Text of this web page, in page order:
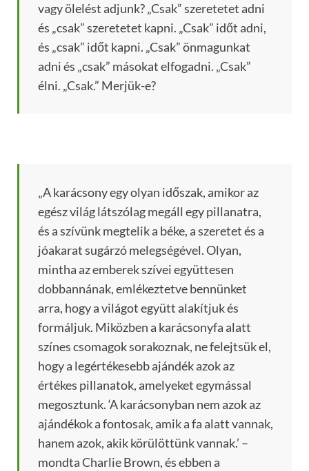
vagy ölelést adjunk? „Csak” szeretetet adni
és „csak” szeretetet kapni. „Csak” időt adni,
és „csak” időt kapni. „Csak” önmagunkat
adni és „csak” másokat elfogadni. „Csak”
élni. „Csak.” Merjük-e?
„A karácsony egy olyan időszak, amikor az
egész világ látszólag megáll egy pillanatra,
és a szívünk megtelik a béke, a szeretet és a
jóakarat sugárzó melegségével. Olyan,
mintha az emberek szívei együttesen
dobbannának, emlékeztetve bennünket
arra, hogy a világot együtt alakítjuk és
formáljuk. Miközben a karácsonyfa alatt
színes csomagok sorakoznak, ne felejtsük el,
hogy a legértékesebb ajándék azok az
értékes pillanatok, amelyeket egymással
megosztunk. ‘A karácsonyban nem azok az
ajándékok a fontosak, amik a fa alatt vannak,
hanem azok, akik körülöttünk vannak.’ –
mondta Charlie Brown, és ebben a